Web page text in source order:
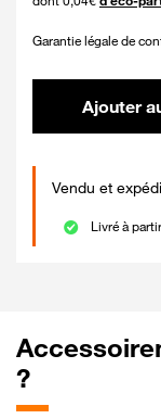
Garantie légale de
Ajouter
Vendu et
Livré à
?